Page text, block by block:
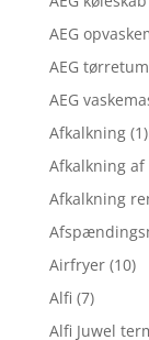
AEG
AEG
AEG
Afkalkning (1)
Afkalkning
Afkalkning
Airfryer (10)
Alfi (7)
Alfi Juwel